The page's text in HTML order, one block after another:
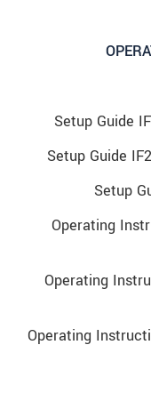
Setup Guide
Setup Guide
Setup
Operating
Operating
Operating